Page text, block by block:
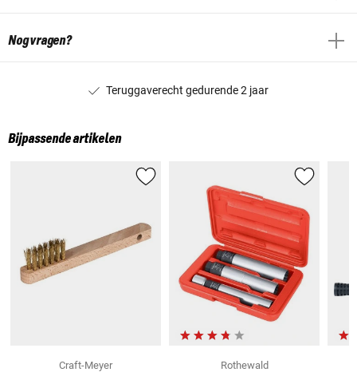
Nog vragen?
Teruggaverecht gedurende 2 jaar
Bijpassende artikelen
Craft-Meyer
Rothewald